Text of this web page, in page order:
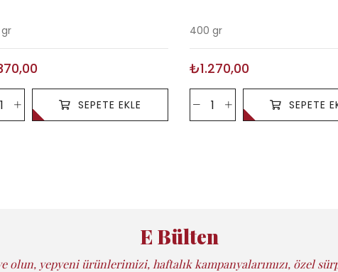
SEPETE EKLE
400 gr
₺1.270,00
SEPETE
E Bülten
olun, yepyeni ürünlerimizi, haftalık kampanyalarımızı, özel